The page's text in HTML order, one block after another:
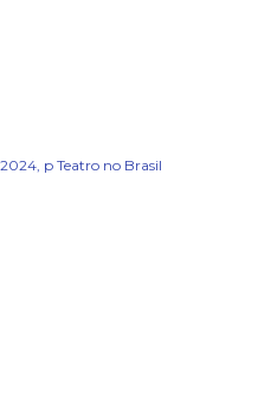
p Teatro no Brasil